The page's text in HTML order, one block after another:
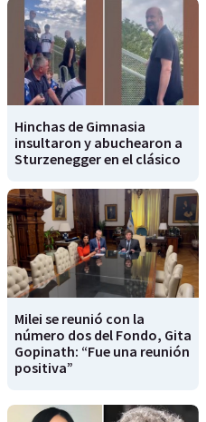
Hinchas de Gimnasia
insultaron y abuchearon a
Sturzenegger en el clásico
Milei se reunió con la
número dos del Fondo, Gita
Gopinath: “Fue una reunión
positiva”